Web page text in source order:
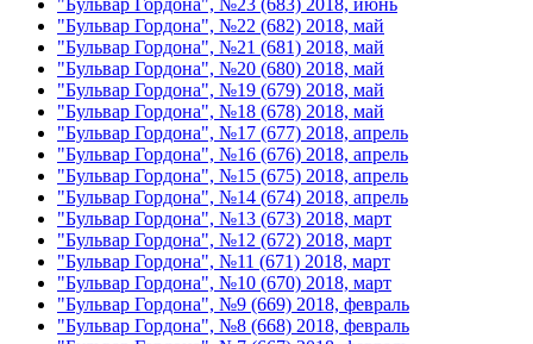
"Бульвар Гордона", №22 (682) 2018, май
"Бульвар Гордона", №21 (681) 2018, май
"Бульвар Гордона", №20 (680) 2018, май
"Бульвар Гордона", №19 (679) 2018, май
"Бульвар Гордона", №18 (678) 2018, май
"Бульвар Гордона", №17 (677) 2018, апрель
"Бульвар Гордона", №16 (676) 2018, апрель
"Бульвар Гордона", №15 (675) 2018, апрель
"Бульвар Гордона", №14 (674) 2018, апрель
"Бульвар Гордона", №13 (673) 2018, март
"Бульвар Гордона", №12 (672) 2018, март
"Бульвар Гордона", №11 (671) 2018, март
"Бульвар Гордона", №10 (670) 2018, март
"Бульвар Гордона", №9 (669) 2018, февраль
"Бульвар Гордона", №8 (668) 2018, февраль